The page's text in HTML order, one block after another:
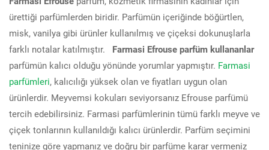
ürettiği parfümlerden biridir. Parfümün içeriğinde böğürtlen,
misk, vanilya gibi ürünler kullanılmış ve çiçeksi dokunuşlarla
farklı notalar katılmıştır.
Farmasi Efrouse parfüm kullananlar
parfümün kalıcı olduğu yönünde yorumlar yapmıştır. Farmasi
parfümleri, kalıcılığı yüksek olan ve fiyatları uygun olan
ürünlerdir. Meyvemsi kokuları seviyorsanız Efrouse parfümü
tercih edebilirsiniz. Farmasi parfümlerinin tümü farklı meyve ve
çiçek tonlarının kullanıldığı kalıcı ürünlerdir. Parfüm seçimini
teninize göre yapmanız ve doğru bir parfüme karar vermeniz